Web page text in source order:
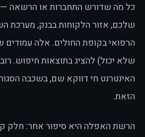
כל מה שדורש התחברות או הרשאה —
שלכם, אזור הלקוחות בבנק, מערכת
הרפואי בקופת החולים. אלה עמודים
שלא יכול) להציג בתוצאות חיפוש.
האינטרנט חי דווקא שם, בשכבה
הזאת.
הרשת האפלה היא סיפור אחר: חלק